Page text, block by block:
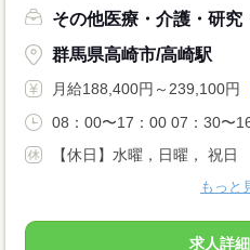
その他医療・介護・研究
群馬県高崎市/高崎駅
月給188,400円～239,100円
08：00〜17：00 07：30〜
【休日】水曜，日曜， 祝日
もっと
求人詳